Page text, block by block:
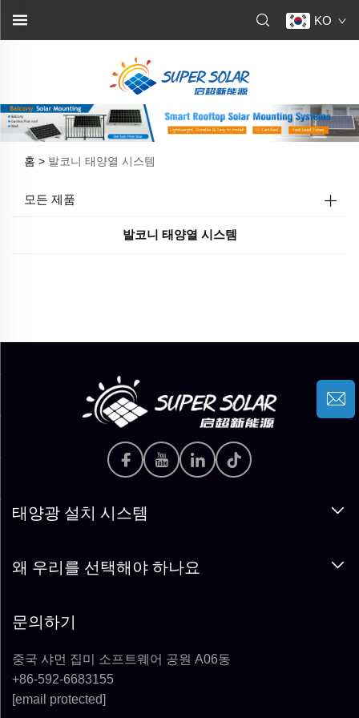
KO
홈 > 발코니 태양열 시스템
모든 제품
발코니 태양열 시스템
태양광 설치 시스템
왜 우리를 선택해야 하나요
문의하기
중국 샤먼 집미 소프트웨어 공원 A06동
+86-592-6683155
[email protected]